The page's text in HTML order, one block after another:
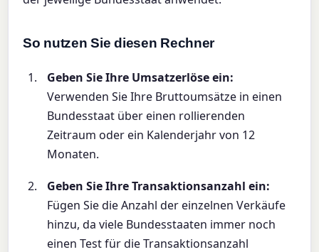
So nutzen Sie diesen Rechner
Geben Sie Ihre Umsatzerlöse ein:
Verwenden Sie Ihre Bruttoumsätze in einen
Bundesstaat über einen rollierenden
Zeitraum oder ein Kalenderjahr von 12
Monaten.
Geben Sie Ihre Transaktionsanzahl ein:
Fügen Sie die Anzahl der einzelnen Verkäufe
hinzu, da viele Bundesstaaten immer noch
einen Test für die Transaktionsanzahl